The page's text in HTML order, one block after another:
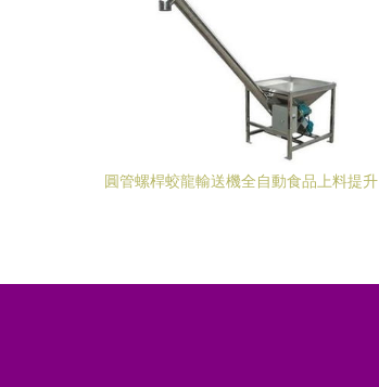
圓管螺桿蛟龍輸送機全自動食品上料提升